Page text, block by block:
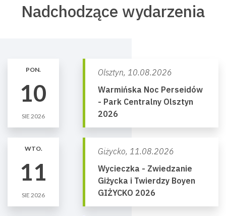
Nadchodzące wydarzenia
PON.
10
SIE 2026
Olsztyn, 10.08.2026
Warmińska Noc Perseidów
- Park Centralny Olsztyn
2026
WTO.
11
SIE 2026
Giżycko, 11.08.2026
Wycieczka - Zwiedzanie
Giżycka i Twierdzy Boyen
GIŻYCKO 2026